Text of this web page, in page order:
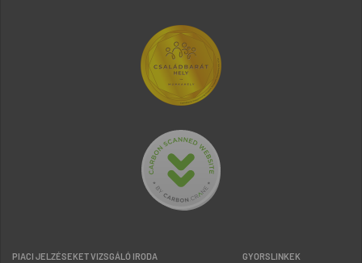
PIACI JELZÉSEKET VIZSGÁLÓ IRODA GYORSLINKEK